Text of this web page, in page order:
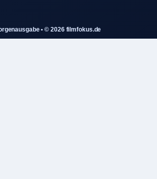
• © 2026 filmfokus.de